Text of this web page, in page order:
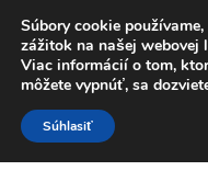
DOPRAVA od 6
Po–Pi
Preskočiť
na
navigáciu
Preskočiť
na
obsah
Súbory cookie
zážitok na našej webovej
Viac informácií o tom,
môžete vypnúť, sa
Súhlasiť